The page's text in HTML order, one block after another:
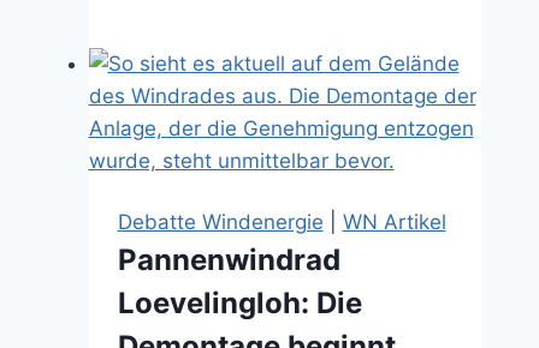
gleich
Falschaussage
(19.02.2026)
Debatte Windenergie WN Artikel
Pannenwindrad
Loevelingloh: Die